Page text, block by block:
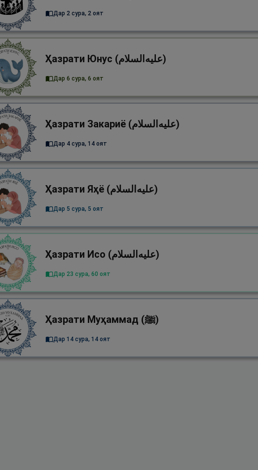
Дар 2 сура, 2 оят
Ҳазрати Юнус (علیه‌السلام)
Дар 6 сура, 6 оят
Ҳазрати Закариё (علیه‌السلام)
Дар 4 сура, 14 оят
Ҳазрати Яҳё (علیه‌السلام)
Дар 5 сура, 5 оят
Ҳазрати Исо (علیه‌السلام)
Дар 23 сура, 60 оят
Ҳазрати Муҳаммад (ﷺ)
Дар 14 сура, 14 оят